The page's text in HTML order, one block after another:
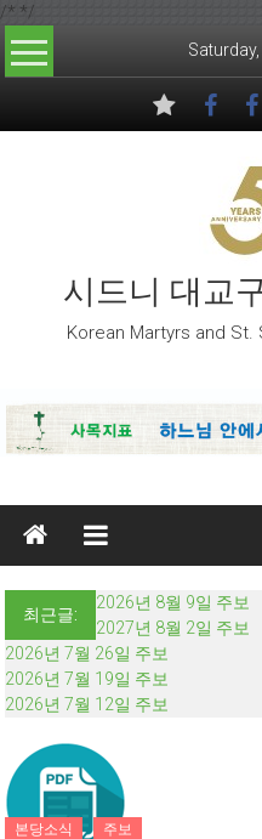
/* */
Skip to content
시드니 대교
Korean Martyrs and St.
최근글:
2026년 8월 9일 주보
2027년 8월 2일 주보
2026년 7월 26일 주보
2026년 7월 19일 주보
2026년 7월 12일 주보
본당소식 주보